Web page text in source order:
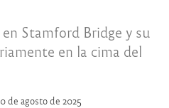
Stamford Bridge y su
en la cima del
de agosto de 2025